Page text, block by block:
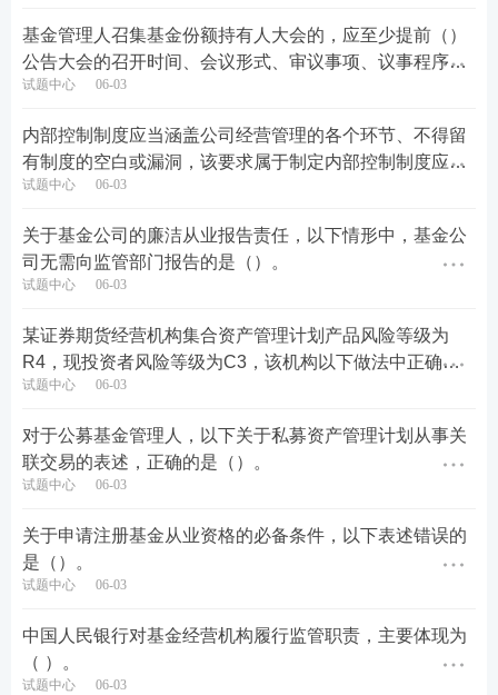
基金管理人召集基金份额持有人大会的，应至少提前（）
公告大会的召开时间、会议形式、审议事项、议事程序和
表决方式等事项。
试题中心 06-03
内部控制制度应当涵盖公司经营管理的各个环节、不得留
有制度的空白或漏洞，该要求属于制定内部控制制度应当
遵循的（）。
试题中心 06-03
关于基金公司的廉洁从业报告责任，以下情形中，基金公
司无需向监管部门报告的是（）。
试题中心 06-03
某证券期货经营机构集合资产管理计划产品风险等级为
R4，现投资者风险等级为C3，该机构以下做法中正确的
是（）
试题中心 06-03
对于公募基金管理人，以下关于私募资产管理计划从事关
联交易的表述，正确的是（）。
试题中心 06-03
关于申请注册基金从业资格的必备条件，以下表述错误的
是（）。
试题中心 06-03
中国人民银行对基金经营机构履行监管职责，主要体现为
（ ）。
试题中心 06-03